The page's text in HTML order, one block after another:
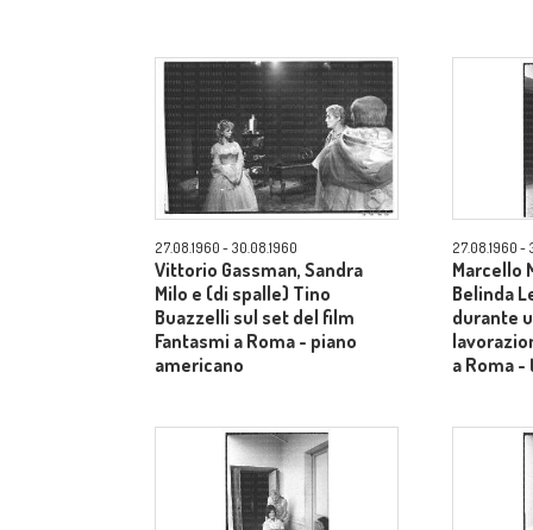
27.08.1960 - 30.08.1960
Vittorio Gassman, Sandra
Milo e (di spalle) Tino
Buazzelli sul set del film
Fantasmi a Roma - piano
americano
27.08.1960 -
Marcello
Belinda
durante
a Roma